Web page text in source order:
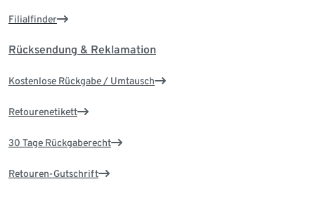
Filialfinder
Rücksendung & Reklamation
Kostenlose Rückgabe / Umtausch
Retourenetikett
30 Tage Rückgaberecht
Retouren-Gutschrift